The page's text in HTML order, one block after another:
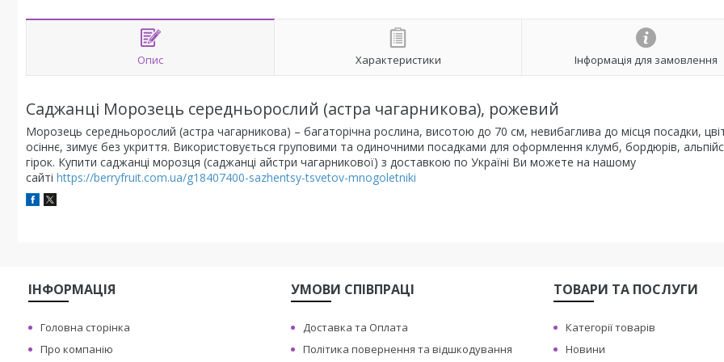
Опис Характеристики Інформація для замовлення
Саджанці Морозець середньорослий (астра чагарникова), рожевий
Морозець середньорослий (астра чагарникова) – багаторічна рослина, висотою до 70 см, невибаглива до місця посадки,
осіннє, зимує без укриття. Використовується груповими та одиночними посадками для оформлення клумб, бордюрів,
гірок. Купити саджанці морозця (саджанці айстри чагарникової) з доставкою по Україні Ви можете на нашому
сайті https://berryfruit.com.ua/g18407400-sazhentsy-tsvetov-mnogoletniki
ІНФОРМАЦІЯ
Головна сторінка
Про компанію
УМОВИ СПІВПРАЦІ
Доставка та Оплата
Політика повернення та відшкодування
ТОВАРИ ТА ПОСЛУГИ
Категорії товарів
Новини